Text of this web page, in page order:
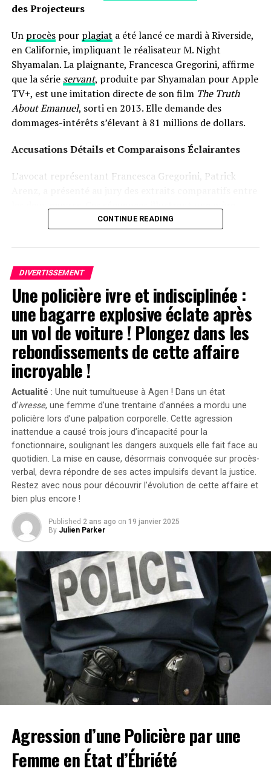
adulte.
des Projecteurs
Un procèspour plagiat a été lancé ce mardi à Riverside,
en Californie, impliquant le réalisateur M. Night
Shyamalan. La plaignante, Francesca Gregorini, affirme
que la série servant, produite par Shyamalan pour Apple
TV+, est une imitation directe de son film The Truth
About Emanuel, sorti en 2013. Elle demande des
dommages-intérêts s’élevant à 81 millions de dollars.
Accusations Détails et Comparaisons Éclairantes
L’avocat représentant Francesca Gregorini, Patrick
prenant soin d’une poupée comme si c’était un véritable
enfant, assistée par une nourrice. « C’est un cas
flagrant », a-t-il déclaré devant le jury selon
Variety. »SansEmanuel
Divergences dans les Arguments Juridiques
En réponse aux allégations portées contre lui, l’équipe
juridique défendant Shyamalan soutient que Tony
Basgallop, le créateur britannique derrière la série
Servant, avait commencé à développer ce projet bien
avant la sortie du film de Francesca Gregorini.
« Elle cherche simplement à tirer profit d’un travail
qu’elle n’a pas conçu », a affirmé l’avocate Brittany
Amadi lors du procès.En 2020, une première plainte
avait été rejetée ; néanmoins, la cour d’appel avait
rouvert l’affaire en considérant qu’il existait un débat
légitime concernant les « similarités substantielles »
entre les deux œuvres.Cette affaire soulève des
questions cruciales sur l’originalité dans le secteur
cinématographique et pourrait avoir des conséquences
significatives sur les droits d’auteur et la propriété
intellectuelle dans l’univers du divertissement.
CONTINUE READING
DIVERTISSEMENT
Une policière ivre et indisciplinée :
une bagarre explosive éclate après
un vol de voiture ! Plongez dans les
rebondissements de cette affaire
incroyable !
Actualité : Une nuit tumultueuse à Agen ! Dans un état
d’ivresse, une femme d’une trentaine d’années a mordu une
policière lors d’une palpation corporelle. Cette agression
inattendue a causé trois jours d’incapacité pour la
fonctionnaire, soulignant les dangers auxquels elle fait face au
quotidien. La mise en cause, désormais convoquée sur procès-
verbal, devra répondre de ses actes impulsifs devant la justice.
Restez avec nous pour découvrir l’évolution de cette affaire et
bien plus encore !
Published 2 ans ago on 19 janvier 2025
By Julien Parker
Agression d’une Policière par une
Femme en État d’Ébriété